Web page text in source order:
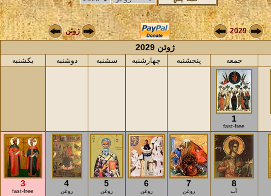
ژوئن 2029
ژوئن 2029
یکشنبه دوشنبه سشنبه چهارشنبه پنجشنبه جمعه
1
fast-free
3
fast-free
4
روغن
5
روغن
6
روغن
7
روغن
8
آب